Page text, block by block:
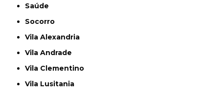
Saúde
Socorro
Vila Alexandria
Vila Andrade
Vila Clementino
Vila Lusitania